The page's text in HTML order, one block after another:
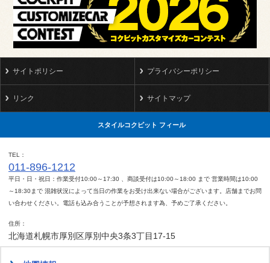
サイトポリシー プライバシーポリシー
リンク サイトマップ
スタイルコクピット フィール
TEL
011-896-1212
平日・日・祝日：作業受付10:00～17:30 、商談受付は10:00～18:00 まで 営業時間は10:00
～18:30まで 混雑状況によって当日の作業をお受け出来ない場合がございます。店舗までお問
い合わせください。電話も込み合うことが予想されます為、予めご了承ください。
住所
北海道札幌市厚別区厚別中央3条3丁目17-15